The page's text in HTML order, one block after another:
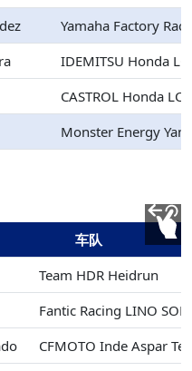
Yamaha Factory
IDEMITSU Honda
CASTROL Honda LCR
Monster Energy
车队
Team HDR Heidrun
Fantic Racing LINO
CFMOTO Inde Aspar